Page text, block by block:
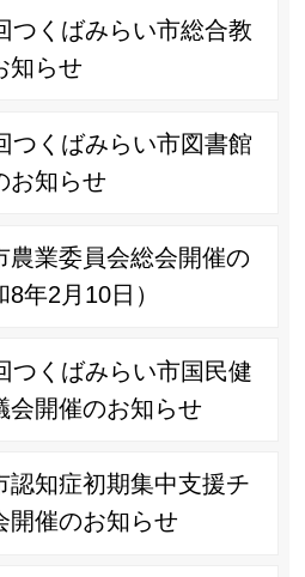
つくばみらい市総合教
知らせ
つくばみらい市図書館
お知らせ
農業委員会総会開催の
年2月10日）
つくばみらい市国民健
会開催のお知らせ
認知症初期集中支援チ
開催のお知らせ